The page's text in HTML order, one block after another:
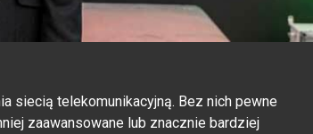
siecią telekomunikacyjną. Bez nich pewne
zaawansowane lub znacznie bardziej